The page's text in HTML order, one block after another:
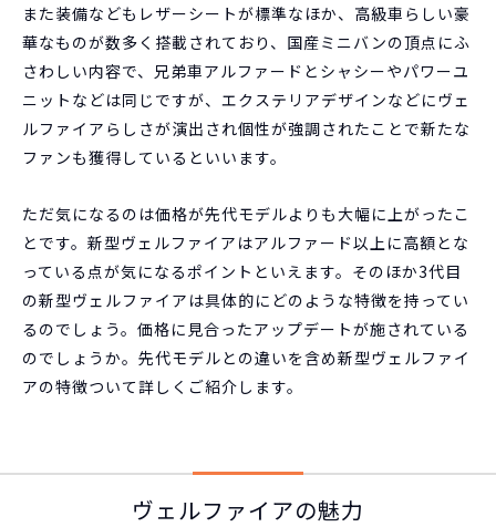
また装備などもレザーシートが標準なほか、高級車らしい豪
華なものが数多く搭載されており、国産ミニバンの頂点にふ
さわしい内容で、兄弟車アルファードとシャシーやパワーユ
ニットなどは同じですが、エクステリアデザインなどにヴェ
ルファイアらしさが演出され個性が強調されたことで新たな
ファンも獲得しているといいます。
ただ気になるのは価格が先代モデルよりも大幅に上がったこ
とです。新型ヴェルファイアはアルファード以上に高額とな
っている点が気になるポイントといえます。そのほか3代目
の新型ヴェルファイアは具体的にどのような特徴を持ってい
るのでしょう。価格に見合ったアップデートが施されている
のでしょうか。先代モデルとの違いを含め新型ヴェルファイ
アの特徴ついて詳しくご紹介します。
ヴェルファイアの魅力